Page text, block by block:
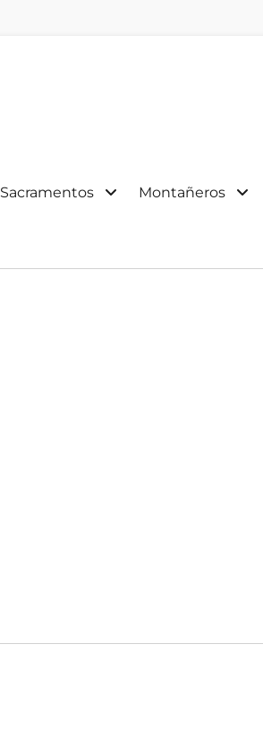
Sacramentos Montañeros